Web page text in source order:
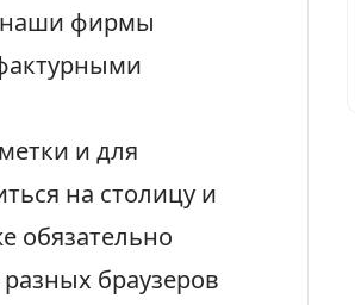
наши фирмы
и для
на столицу и
обязательно
браузеров